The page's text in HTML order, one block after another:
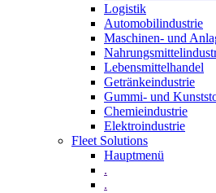
Logistik
Automobilindustrie
Maschinen- und
Lebensmittelhandel
Getränkeindustrie
Gummi­- und
Chemieindustrie
Elektroindustrie
Fleet Solutions
Hauptmenü
.
.